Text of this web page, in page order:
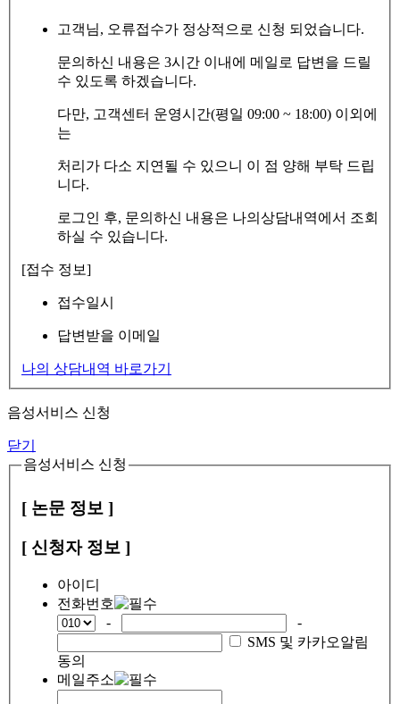
고객님, 오류접수가 정상적으로 신청 되었습니다.
문의하신 내용은 3시간 이내에 메일로 답변을 드릴
수 있도록 하겠습니다.
다만, 고객센터 운영시간(평일 09:00 ~ 18:00) 이외에
는
처리가 다소 지연될 수 있으니 이 점 양해 부탁 드립
니다.
로그인 후, 문의하신 내용은 나의상담내역에서 조회
하실 수 있습니다.
[접수 정보]
접수일시
답변받을 이메일
나의 상담내역 바로가기
음성서비스 신청
닫기
음성서비스 신청
[ 논문 정보 ]
[ 신청자 정보 ]
아이디
전화번호
-
-
SMS 및 카카오알림
동의
메일주소